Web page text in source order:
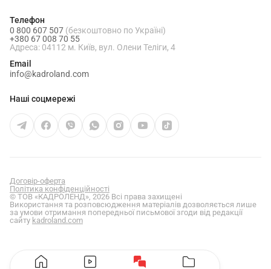
Телефон
0 800 607 507 (безкоштовно по Україні)
+380 67 008 70 55
Адреса: 04112 м. Київ, вул. Олени Теліги, 4
Email
info@kadroland.com
Наші соцмережі
Договір-оферта
Політика конфіденційності
© ТОВ «КАДРОЛЕНД», 2026 Всі права захищені
Використання та розповсюдження матеріалів дозволяється лише
за умови отримання попередньої письмової згоди від редакції
сайту kadroland.com